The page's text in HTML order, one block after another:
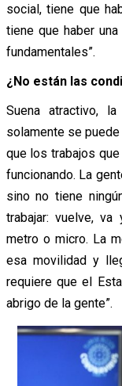
social, tiene que
tiene que haber
fundamentales”.
¿No están las
Suena atractivo,
solamente se puede
que los trabajos
funcionando. La
sino no tiene
trabajar: vuelve,
metro o micro. La
esa movilidad y
requiere que el
abrigo de la gente”.